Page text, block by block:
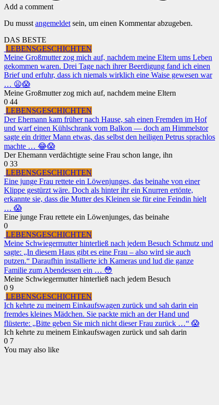
Add a comment
Du musst angemeldet sein, um einen Kommentar abzugeben.
DAS BESTE
LEBENSGESCHICHTEN
Meine Großmutter zog mich auf, nachdem meine Eltern ums Leben
gekommen waren. Drei Tage nach ihrer Beerdigung fand ich einen
Brief und erfuhr, dass ich niemals wirklich eine Waise gewesen war
… 😦😱
Meine Großmutter zog mich auf, nachdem meine Eltern
0 44
LEBENSGESCHICHTEN
Der Ehemann kam früher nach Hause, sah einen Fremden im Hof
und warf einen Kühlschrank vom Balkon — doch am Himmelstor
sagte ein dritter Mann etwas, das selbst den heiligen Petrus sprachlos
machte … 😂😱
Der Ehemann verdächtigte seine Frau schon lange, ihn
0 33
LEBENSGESCHICHTEN
Eine junge Frau rettete ein Löwenjunges, das beinahe von einer
Klippe gestürzt wäre. Doch als hinter ihr ein Knurren ertönte,
erkannte sie, dass die Mutter des Kleinen sie für eine Feindin hielt
… 😱
Eine junge Frau rettete ein Löwenjunges, das beinahe
0
LEBENSGESCHICHTEN
Meine Schwiegermutter hinterließ nach jedem Besuch Schmutz und
sagte: „In diesem Haus gibt es eine Frau – also wird sie auch
putzen.“ Daraufhin installierte ich Kameras und lud die ganze
Familie zum Abendessen ein … 😳
Meine Schwiegermutter hinterließ nach jedem Besuch
0 9
LEBENSGESCHICHTEN
Ich kehrte zu meinem Einkaufswagen zurück und sah darin ein
fremdes kleines Mädchen. Sie packte mich an der Hand und
flüsterte: „Bitte geben Sie mich nicht dieser Frau zurück …“ 😱
Ich kehrte zu meinem Einkaufswagen zurück und sah darin
0 7
You may also like